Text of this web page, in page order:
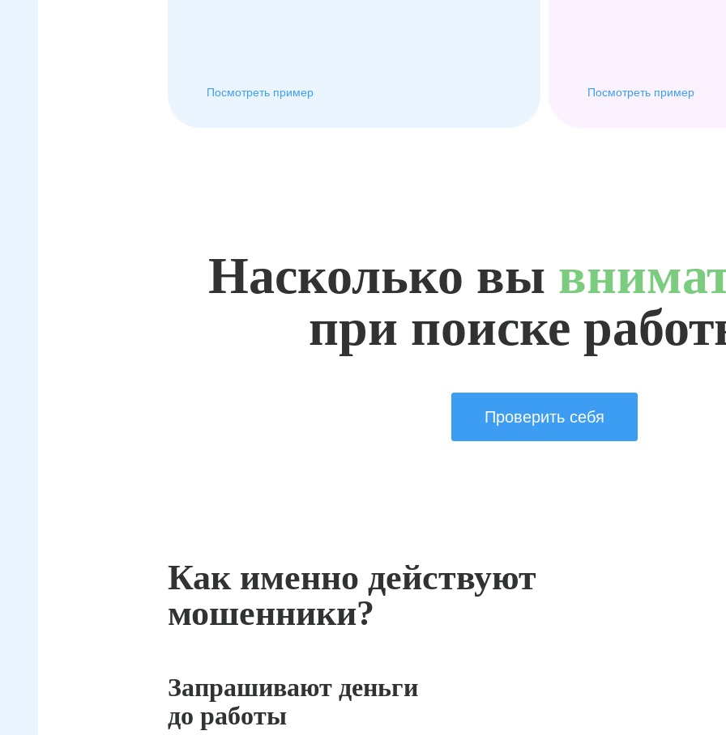
Посмотреть пример Посмотреть пример
Насколько вы
при поиске
Проверить себя
Как именно действуют
мошенники?
Запрашивают деньги
до работы